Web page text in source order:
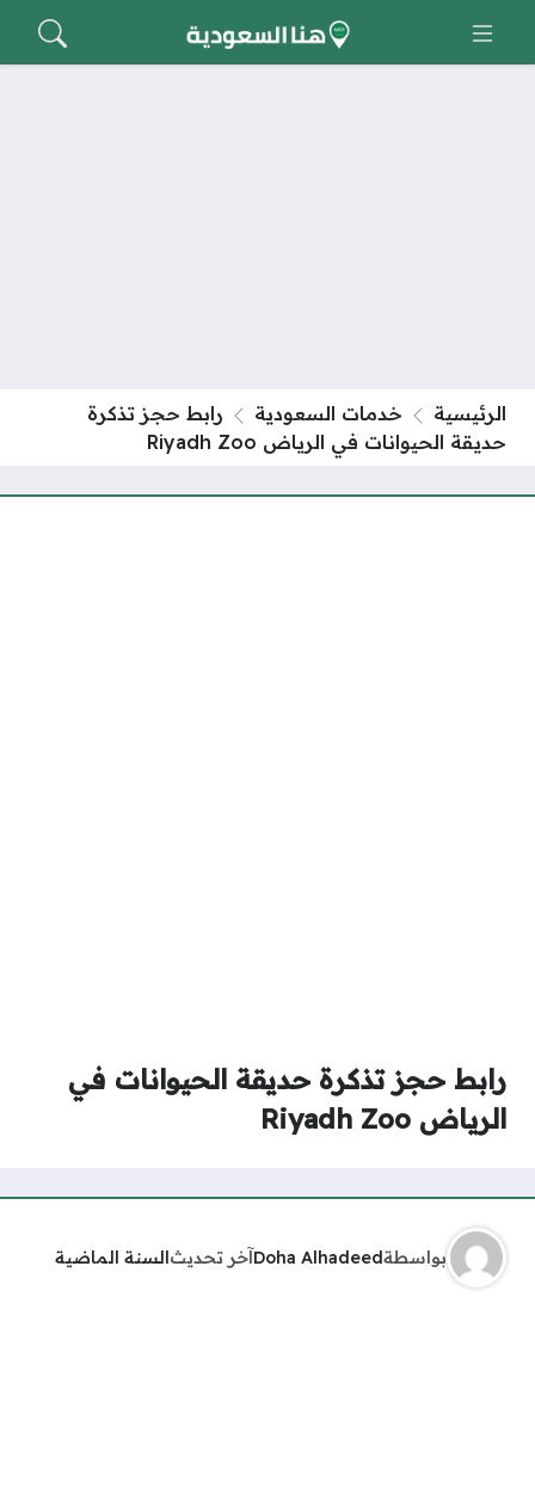
الرئيسية خدمات السعودية
رابط حجز تذكرة
حديقة الحيوانات في الرياض Riyadh Zoo
رابط حجز تذكرة حديقة الحيوانات في
الرياض Riyadh Zoo
بواسطةDoha Alhadeedآخر تحديثالسنة الماضية